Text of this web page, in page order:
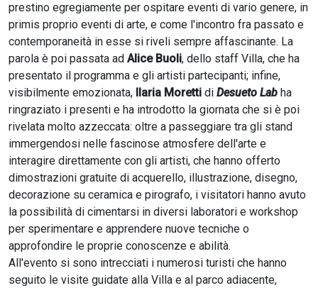
prestino egregiamente per ospitare eventi di vario genere, in
primis proprio eventi di arte, e come l'incontro fra passato e
contemporaneità in esse si riveli sempre affascinante. La
parola è poi passata ad Alice Buoli, dello staff Villa, che ha
presentato il programma e gli artisti partecipanti; infine,
visibilmente emozionata,
Ilaria Moretti di Desueto Lab ha
ringraziato i presenti e ha introdotto la giornata che si è poi
rivelata molto azzeccata: oltre a passeggiare tra gli stand
immergendosi nelle fascinose atmosfere dell'arte e
interagire direttamente con gli artisti, che hanno offerto
dimostrazioni gratuite di acquerello, illustrazione, disegno,
decorazione su ceramica e pirografo, i visitatori hanno avuto
la possibilità di cimentarsi in diversi laboratori e workshop
per sperimentare e apprendere nuove tecniche o
approfondire le proprie conoscenze e abilità.
All'evento si sono intrecciati i numerosi turisti che hanno
seguito le visite guidate alla Villa e al parco adiacente,